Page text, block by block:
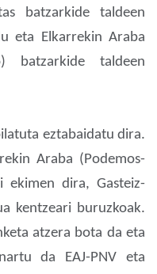
batzarkide taldeen
eta Elkarrekin Araba
batzarkide taldeen
eztabaidatu dira.
Araba (Podemos-
ekimen dira, Gasteiz-
kentzeari buruzkoak.
atzera bota da eta
da EAJ-PNV eta